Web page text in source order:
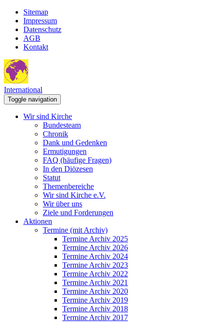
Sitemap
Impressum
Datenschutz
AGB
Kontakt
International
Toggle navigation
Wir sind Kirche
Bundesteam
Chronik
Dank und Gedenken
Ermutigungen
FAQ (häufige Fragen)
In den Diözesen
Statut
Themenbereiche
Wir sind Kirche e.V.
Wir über uns
Ziele und Forderungen
Aktionen
Termine (mit Archiv)
Termine Archiv 2025
Termine Archiv 2026
Termine Archiv 2024
Termine Archiv 2023
Termine Archiv 2022
Termine Archiv 2021
Termine Archiv 2020
Termine Archiv 2019
Termine Archiv 2018
Termine Archiv 2017